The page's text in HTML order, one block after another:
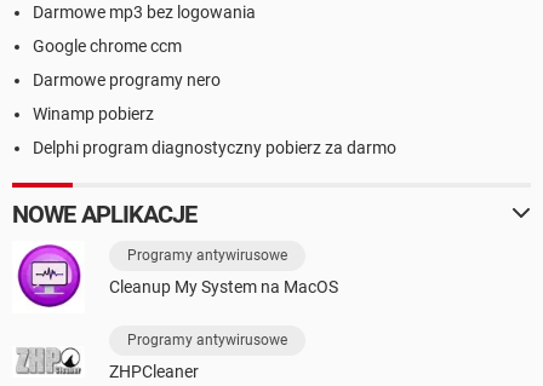
Darmowe mp3 bez logowania
Google chrome ccm
Darmowe programy nero
Winamp pobierz
Delphi program diagnostyczny pobierz za darmo
NOWE APLIKACJE
Programy antywirusowe
Cleanup My System na MacOS
Programy antywirusowe
ZHPCleaner